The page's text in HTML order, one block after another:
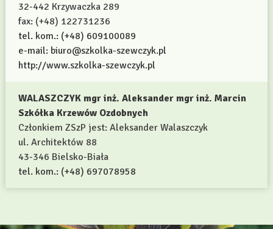
32-442 Krzywaczka 289
fax: (+48) 122731236
tel. kom.: (+48) 609100089
e-mail: biuro@szkolka-szewczyk.pl
http://www.szkolka-szewczyk.pl
WALASZCZYK mgr inż. Aleksander mgr inż. Marcin
Szkółka Krzewów Ozdobnych
Członkiem ZSzP jest: Aleksander Walaszczyk
ul. Architektów 88
43-346 Bielsko-Biała
tel. kom.: (+48) 697078958